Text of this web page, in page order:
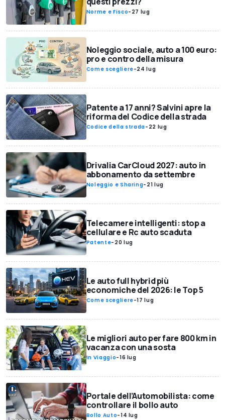
Norme e Fisco- 27 lug
Noleggio sociale, auto a 100 euro:
pro e contro della misura
Come scegliere-24 lug
Patente a 17 anni? Salvini apre la
riforma del Codice della strada
Codice della strada- 22 lug
Drivalia CarCloud 2027: auto in
abbonamento da settembre
Noleggio e Sharing- 21 lug
Telecamere intelligenti: stop a
cellulare e Rc auto scaduta
Patente- 20 lug
Le auto full hybrid più
economiche del 2026: le Top 5
Come scegliere-17 lug
Le migliori auto per fare 800 km in
vacanza con una sosta
In Viaggio-16 lug
Portale dell’Automobilista: come
controllare il bollo auto
Bollo Auto-14 lug